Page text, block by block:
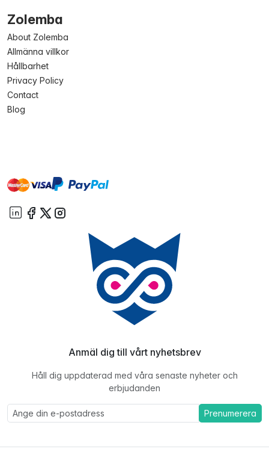
Zolemba
About Zolemba
Allmänna villkor
Hållbarhet
Privacy Policy
Contact
Blog
mastervisa paypal
Anmäl dig till vårt nyhetsbrev
Håll dig uppdaterad med våra senaste nyheter och
erbjudanden
Prenumerera